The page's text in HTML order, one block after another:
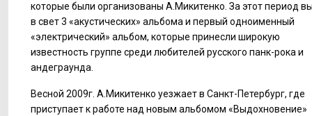
которые были организованы А.Микитенко. За этот период
в свет 3 «акустических» альбома и первый одноименный
«электрический» альбом, которые принесли широкую
известность группе среди любителей русского панк-рока и
андеграунда.
Весной 2009г. А.Микитенко уезжает в Санкт-Петербург, где
приступает к работе над новым альбомом «Выдохновение»